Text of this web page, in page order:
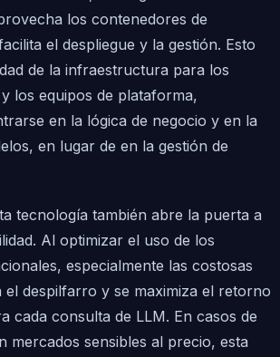
los contenedores de
el despliegue y la gestión. Esto
de la infraestructura para los
los equipos de plataforma,
en la lógica de negocio y en la
en lugar de en la gestión de
tecnología también abre la puerta a
Al optimizar el uso de los
especialmente las costosas
el despilfarro y se maximiza el retorno
cada consulta de LLM. En casos de
mercados sensibles al precio, esta